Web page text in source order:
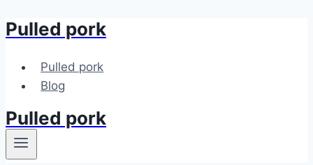
Fortsæt
indhold
Pulled pork
Pulled pork
Blog
Pulled pork